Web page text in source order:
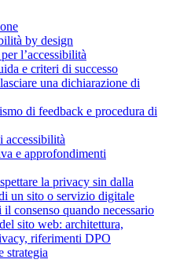
by design
l’accessibilità
e criteri di successo
una dichiarazione di
di feedback e procedura di
accessibilità
e approfondimenti
la privacy sin dalla
un sito o servizio digitale
consenso quando necessario
sito web: architettura,
riferimenti DPO
strategia